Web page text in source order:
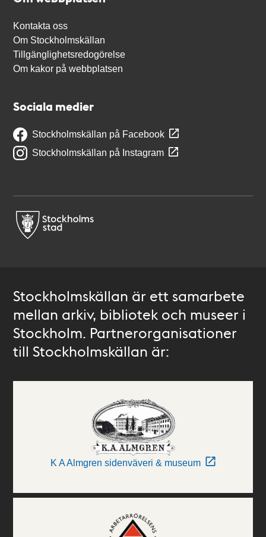
Kontakta oss
Om Stockholmskällan
Tillgänglighetsredogörelse
Om kakor på webbplatsen
Sociala medier
Stockholmskällan på Facebook
Stockholmskällan på Instagram
Stockholmskällan är ett samarbete
mellan arkiv, bibliotek och museer i
Stockholm. Partnerorganisationer
till Stockholmskällan är:
K A Almgren sidenväveri & museum